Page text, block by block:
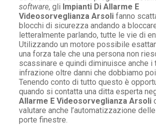
software, gli Impianti Di Allarme E
Videosorveglianza Arsoli fanno
blocchi di sicurezza andando a
letteralmente parlando, tutte le vie di
Utilizzando un motore possibile
una forza tale che una persona non
scassinare e quindi diminuisce anche i
infrazione oltre danni che dobbiamo poi
Tenendo conto di tutto questo è
quando si contatta una ditta esperta
Allarme E Videosorveglianza Arsoli
valutare anche l’automatizzazione
porte finestre.